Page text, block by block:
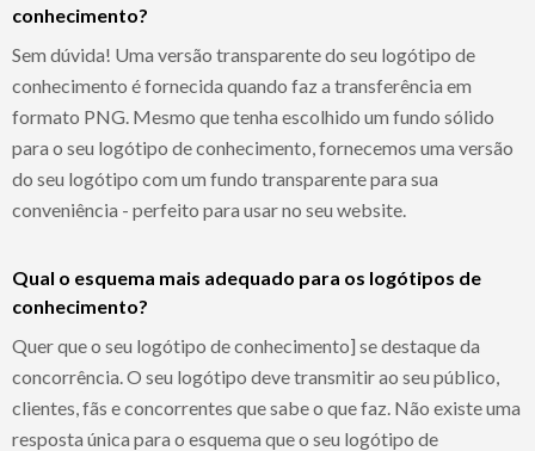
conhecimento?
Sem dúvida! Uma versão transparente do seu logótipo de
conhecimento é fornecida quando faz a transferência em
formato PNG. Mesmo que tenha escolhido um fundo sólido
para o seu logótipo de conhecimento, fornecemos uma versão
do seu logótipo com um fundo transparente para sua
conveniência - perfeito para usar no seu website.
Qual o esquema mais adequado para os logótipos de
conhecimento?
Quer que o seu logótipo de conhecimento] se destaque da
concorrência. O seu logótipo deve transmitir ao seu público,
clientes, fãs e concorrentes que sabe o que faz. Não existe uma
resposta única para o esquema que o seu logótipo de